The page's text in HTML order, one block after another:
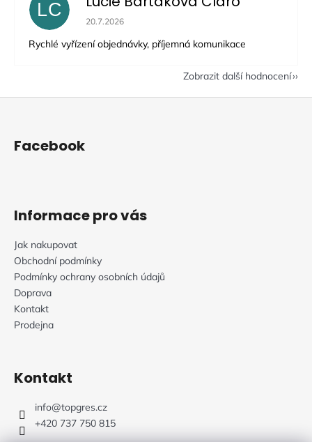
LC Hodnocení obchodu je 5 z 5 hvězdiček.
20.7.2026
Rychlé vyřízení objednávky, příjemná komunikace
Zobrazit další hodnocení
Z
Facebook
Informace pro vás
Jak nakupovat
Obchodní podmínky
Podmínky ochrany osobních údajů
Doprava
Kontakt
Prodejna
Kontakt
info@topgres.cz
+420 737 750 815